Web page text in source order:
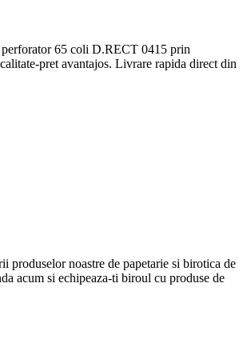
65 coli D.RECT 0415 prin
pret avantajos. Livrare rapida direct din
produselor noastre de papetarie si birotica de
acum si echipeaza-ti biroul cu produse de